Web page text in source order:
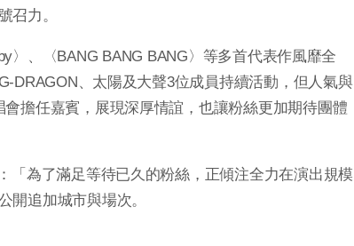
召力。
、〈BANG BANG BANG〉等多首代表作風靡全
DRAGON、太陽及大聲3位成員持續活動，但人氣與
擔任嘉賓，展現深厚情誼，也讓粉絲更加期待團體
為了滿足等待已久的粉絲，正傾注全力在演出規模
開追加城市與場次。